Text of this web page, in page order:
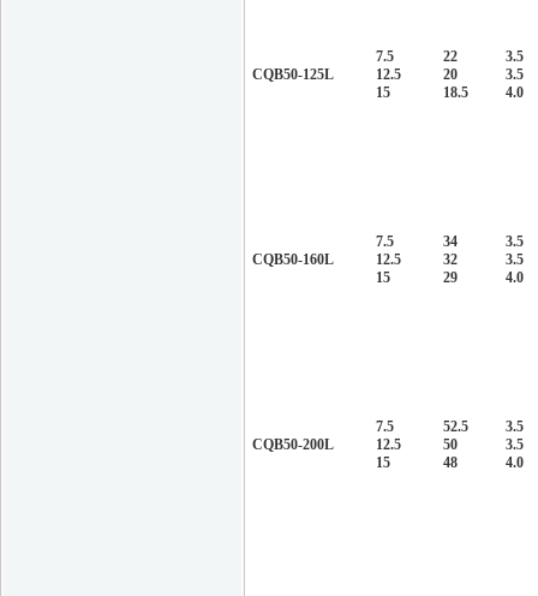
CQB50-125L
7.5
12.5
15
22
20
18.5
3.5
3.5
4.0
CQB50-160L
7.5
12.5
15
34
32
29
3.5
3.5
4.0
CQB50-200L
7.5
12.5
15
52.5
50
48
3.5
3.5
4.0